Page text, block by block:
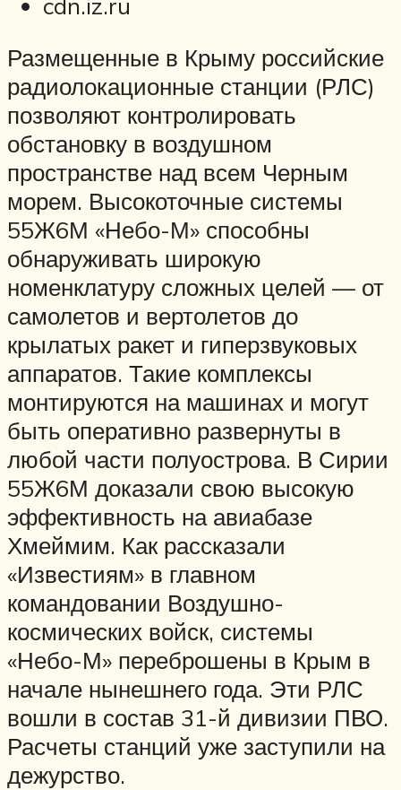
Размещенные в Крыму российские
радиолокационные станции (РЛС)
позволяют контролировать
обстановку в воздушном
пространстве над всем Черным
морем. Высокоточные системы
55Ж6М «Небо-М» способны
обнаруживать широкую
номенклатуру сложных целей — от
самолетов и вертолетов до
крылатых ракет и гиперзвуковых
аппаратов. Такие комплексы
монтируются на машинах и могут
быть оперативно развернуты в
любой части полуострова. В Сирии
55Ж6М доказали свою высокую
эффективность на авиабазе
Хмеймим. Как рассказали
«Известиям» в главном
командовании Воздушно-
космических войск, системы
«Небо-М» переброшены в Крым в
начале нынешнего года. Эти РЛС
вошли в состав 31-й дивизии ПВО.
Расчеты станций уже заступили на
дежурство.